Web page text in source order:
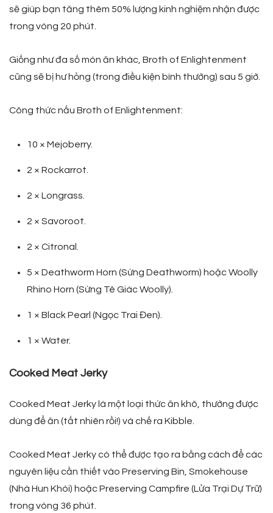
sẽ giúp bạn tăng thêm 50% lượng kinh nghiệm nhận được
trong vòng 20 phút.
Giống như đa số món ăn khác, Broth of Enlightenment
cũng sẽ bị hư hỏng (trong điều kiện bình thường) sau 5 giờ.
Công thức nấu Broth of Enlightenment:
10 × Mejoberry.
2 × Rockarrot.
2 × Longrass.
2 × Savoroot.
2 × Citronal.
5 × Deathworm Horn (Sừng Deathworm) hoặc Woolly
Rhino Horn (Sừng Tê Giác Woolly).
1 × Black Pearl (Ngọc Trai Đen).
1 × Water.
Cooked Meat Jerky
Cooked Meat Jerky là một loại thức ăn khô, thường được
dùng để ăn (tất nhiên rồi!) và chế ra Kibble.
Cooked Meat Jerky có thể được tạo ra bằng cách để các
nguyên liệu cần thiết vào Preserving Bin, Smokehouse
(Nhà Hun Khói) hoặc Preserving Campfire (Lửa Trại Dự Trữ)
trong vòng 36 phút.